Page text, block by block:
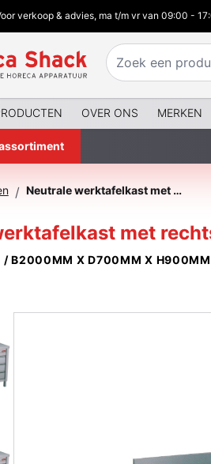
verkoop & advies, ma t/m vr van 09:00 -
OVER ONS MERKEN
/ Neutrale werktafelkast met rechts 3 laden
met
/ B2000MM X D700MM X H900MM